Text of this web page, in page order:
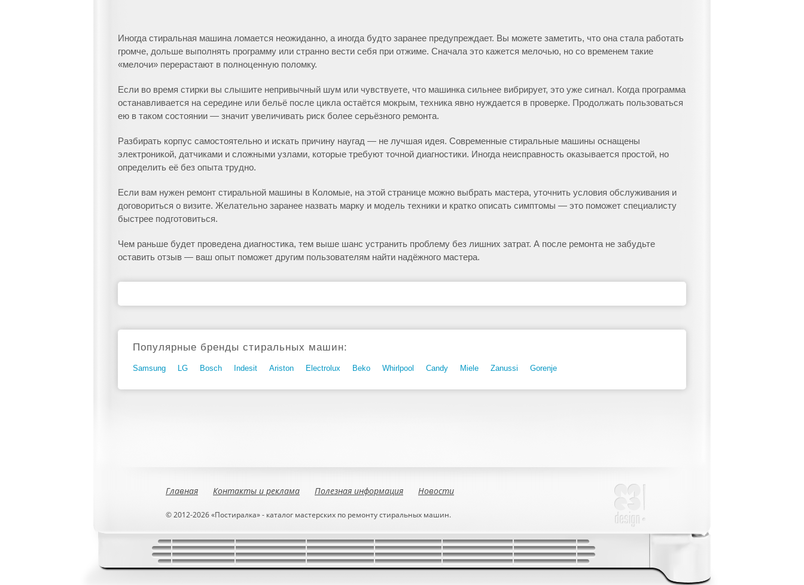
Иногда стиральная машина ломается неожиданно, а иногда будто заранее предупреждает. Вы можете заметить, что она стала работать
громче, дольше выполнять программу или странно вести себя при отжиме. Сначала это кажется мелочью, но со временем такие
«мелочи» перерастают в полноценную поломку.
Если во время стирки вы слышите непривычный шум или чувствуете, что машинка сильнее вибрирует, это уже сигнал. Когда программа
останавливается на середине или бельё после цикла остаётся мокрым, техника явно нуждается в проверке. Продолжать пользоваться
ею в таком состоянии — значит увеличивать риск более серьёзного ремонта.
Разбирать корпус самостоятельно и искать причину наугад — не лучшая идея. Современные стиральные машины оснащены
электроникой, датчиками и сложными узлами, которые требуют точной диагностики. Иногда неисправность оказывается простой, но
определить её без опыта трудно.
Если вам нужен ремонт стиральной машины в Коломые, на этой странице можно выбрать мастера, уточнить условия обслуживания и
договориться о визите. Желательно заранее назвать марку и модель техники и кратко описать симптомы — это поможет специалисту
быстрее подготовиться.
Чем раньше будет проведена диагностика, тем выше шанс устранить проблему без лишних затрат. А после ремонта не забудьте
оставить отзыв — ваш опыт поможет другим пользователям найти надёжного мастера.
Популярные бренды стиральных машин:
Samsung LG Bosch Indesit Ariston Electrolux Beko Whirlpool Candy Miele Zanussi Gorenje
Главная Контакты и реклама Полезная информация Новости
© 2012-2026 «Постиралка» - каталог мастерских по ремонту стиральных машин.